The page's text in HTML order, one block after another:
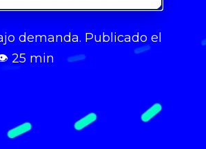
demanda. Publicado el
25 min